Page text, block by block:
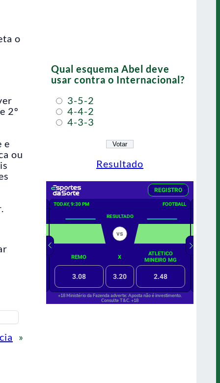
o
2º
e
ou
»
Qual esquema Abel deve
usar contra o Internacional?
3-5-2
4-4-2
4-3-3
Resultado